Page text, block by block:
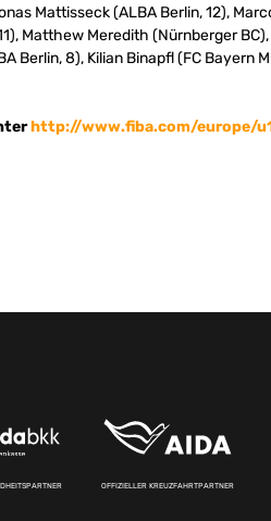
Mattisseck (ALBA Berlin, 12),
Matthew Meredith (Nürnberger BC),
Berlin, 8), Kilian Binapfl (FC Bayern
http://www.fiba.com/europe/
OFFIZIELLER KREUZFAHRTPARTNER